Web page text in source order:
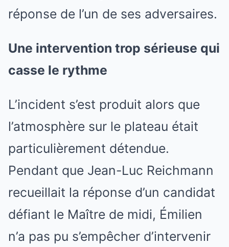
réponse de l’un de ses adversaires.
Une intervention trop sérieuse qui
casse le rythme
L’incident s’est produit alors que
l’atmosphère sur le plateau était
particulièrement détendue.
Pendant que Jean-Luc Reichmann
recueillait la réponse d’un candidat
défiant le Maître de midi, Émilien
n’a pas pu s’empêcher d’intervenir